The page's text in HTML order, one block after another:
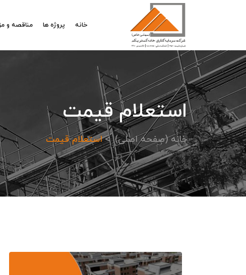
خانه پروژه ها مناقصه و
استعلام قیمت
خانه (صفحه اصلی) استعلام قیمت